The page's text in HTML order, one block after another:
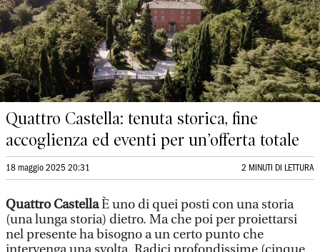
Quattro Castella: tenuta storica, fine
accoglienza ed eventi per un’offerta totale
18 maggio 2025 20:31 2 MINUTI DI LETTURA
Quattro CastellaÈ uno di quei posti con una storia
(una lunga storia) dietro. Ma che poi per proiettarsi
nel presente ha bisogno a un certo punto che